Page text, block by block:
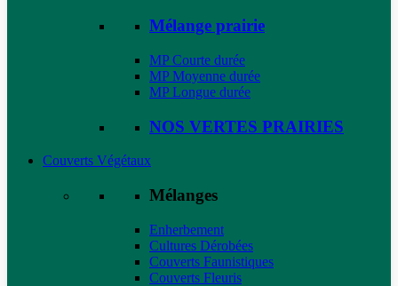
Mélange prairie
MP Courte durée
MP Moyenne durée
MP Longue durée
NOS VERTES PRAIRIES
Couverts Végétaux
Mélanges
Enherbement
Cultures Dérobées
Couverts Faunistiques
Couverts Fleuris